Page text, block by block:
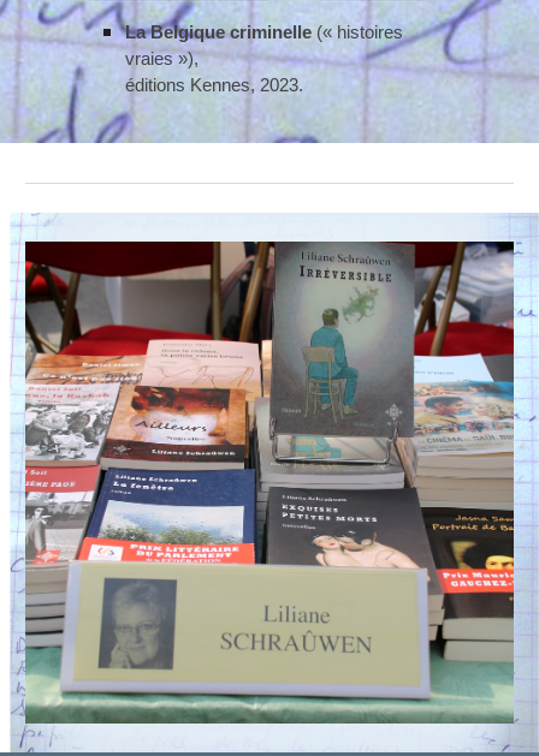
La Belgique criminelle (« histoires
vraies »),
éditions Kennes, 2023.